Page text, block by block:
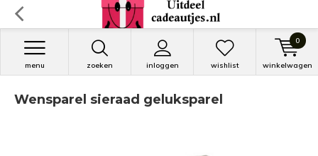
zoeken inloggen
menu wishlist winkelwagen
0
Wensparel sieraad geluksparel